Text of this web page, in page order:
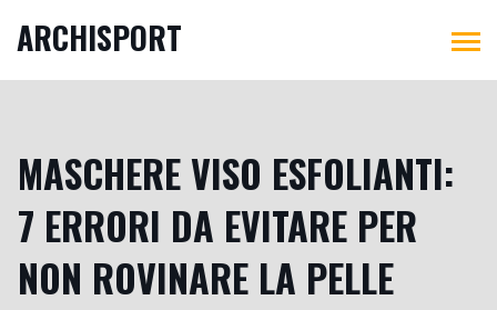
ARCHISPORT
MASCHERE VISO ESFOLIANTI:
7 ERRORI DA EVITARE PER
NON ROVINARE LA PELLE